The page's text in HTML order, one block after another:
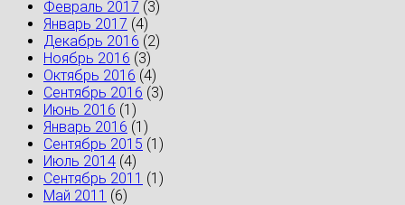
Февраль 2017 (3)
Январь 2017 (4)
Декабрь 2016 (2)
Ноябрь 2016 (3)
Октябрь 2016 (4)
Сентябрь 2016 (3)
Июнь 2016 (1)
Январь 2016 (1)
Сентябрь 2015 (1)
Июль 2014 (4)
Сентябрь 2011 (1)
Май 2011 (6)